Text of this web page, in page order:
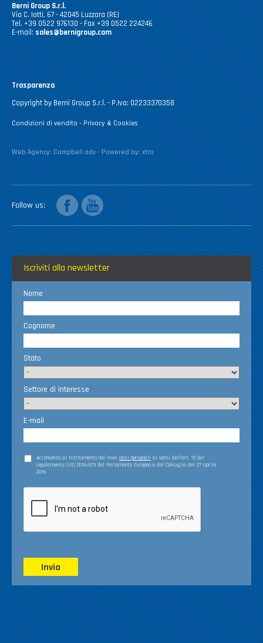
Berni Group S.r.l.
Via C. Iotti, 67 - 42045 Luzzara (RE)
Tel. +39 0522 976130 - Fax +39 0522 224246
E-mail: sales@bernigroup.com
Trasparenza
Copyright by Berni Group S.r.l. - P.Iva: 02233370358
Condizioni di vendita - Privacy & Cookies
Web Agency: Campbell adv - Powered by: xtro
Follow us
facebookyoutube
Iscriviti alla newsletter
Nome
Cognome
Stato
Settore di interesse
E-mail
Acconsento al trattamento dei miei dati personali ai sensi dell’art. 13 del
regolamento (UE) 2016/679 del Parlamento Europeo e del Consiglio del 27 aprile
2016
Invia